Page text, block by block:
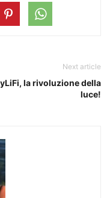
Next article
la rivoluzione della
luce!